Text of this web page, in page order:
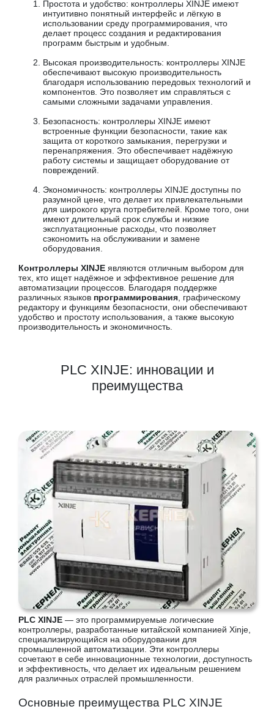
Простота и удобство: контроллеры XINJE имеют
интуитивно понятный интерфейс и лёгкую в
использовании среду программирования, что
делает процесс создания и редактирования
программ быстрым и удобным.
Высокая производительность: контроллеры XINJE
обеспечивают высокую производительность
благодаря использованию передовых технологий и
компонентов. Это позволяет им справляться с
самыми сложными задачами управления.
Безопасность: контроллеры XINJE имеют
встроенные функции безопасности, такие как
защита от короткого замыкания, перегрузки и
перенапряжения. Это обеспечивает надёжную
работу системы и защищает оборудование от
повреждений.
Экономичность: контроллеры XINJE доступны по
разумной цене, что делает их привлекательными
для широкого круга потребителей. Кроме того, они
имеют длительный срок службы и низкие
эксплуатационные расходы, что позволяет
сэкономить на обслуживании и замене
оборудования.
Контроллеры XINJE являются отличным выбором для
тех, кто ищет надёжное и эффективное решение для
автоматизации процессов. Благодаря поддержке
различных языков программирования , графическому
редактору и функциям безопасности, они обеспечивают
удобство и простоту использования, а также высокую
производительность и экономичность.
PLC XINJE: инновации и
преимущества
PLC XINJE — это программируемые логические
контроллеры, разработанные китайской компанией Xinje,
специализирующийся на оборудовании для
промышленной автоматизации. Эти контроллеры
сочетают в себе инновационные технологии, доступность
и эффективность, что делает их идеальным решением
для различных отраслей промышленности.
Основные преимущества PLC XINJE